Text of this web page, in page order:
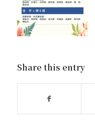
Share this entry